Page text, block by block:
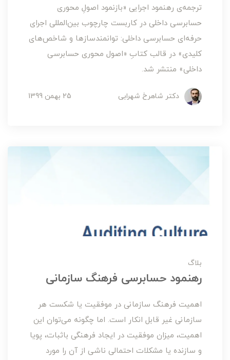
ترجمه‌ی رهنمود اجرایی «بازنمود اصولِ محوری
حسابرسی داخلی در کاربست چارچوب بین‌المللی اجرای
حرفه‌ای حسابرسی داخلی: توانمندسازها و شاخص‌های
کلیدی» در قالب کتابِ «اصول محوری حسابرسی
داخلی» منتشر شد.
دکتر شاهرخ شهرابی 25 بهمن 1399
بلاگ
رهنمود حسابرسی فرهنگ سازمانی
اهمیت فرهنگ سازمانی در موفقیت یا شکست هر
سازمانی غیر قابل انکار است. اما چگونه می‌توان این
اهمیت، میزان موفقیت در ایجاد فرهنگی باثبات، پویا
و سازنده یا مشکلات احتمالی ناشی از آن را مورد